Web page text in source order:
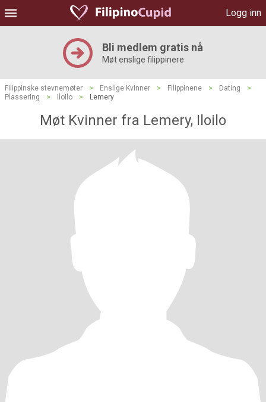
Logg inn
Bli medlem gratis nå
Møt enslige filippinere
Filippinske stevnemøter > Enslige Kvinner > Filippinene > Dating
>
Plassering
> Iloilo > Lemery
Møt Kvinner fra Lemery, Iloilo